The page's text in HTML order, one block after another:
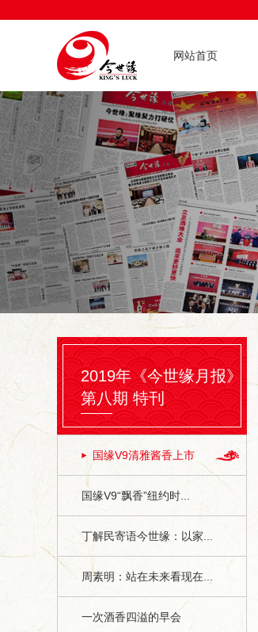
网站首页
2019年《今世缘月报》
第八期 特刊
国缘V9清雅酱香上市
国缘V9“飘香”纽约时...
丁解民寄语今世缘：以家...
周素明：站在未来看现在...
一次酒香四溢的早会